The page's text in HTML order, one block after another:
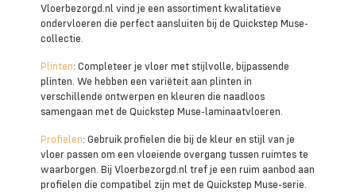
Vloerbezorgd.nl vind je een assortiment kwalitatieve
ondervloeren die perfect aansluiten bij de Quickstep Muse-
collectie.
Plinten: Completeer je vloer met stijlvolle, bijpassende
plinten. We hebben een variëteit aan plinten in
verschillende ontwerpen en kleuren die naadloos
samengaan met de Quickstep Muse-laminaatvloeren.
Profielen: Gebruik profielen die bij de kleur en stijl van je
vloer passen om een vloeiende overgang tussen ruimtes te
waarborgen. Bij Vloerbezorgd.nl tref je een ruim aanbod aan
profielen die compatibel zijn met de Quickstep Muse-serie.